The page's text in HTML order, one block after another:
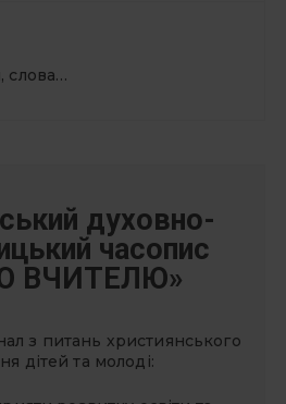
слова…
духовно-
часопис
ВЧИТЕЛЮ»
з питань християнського
дітей та молоді: